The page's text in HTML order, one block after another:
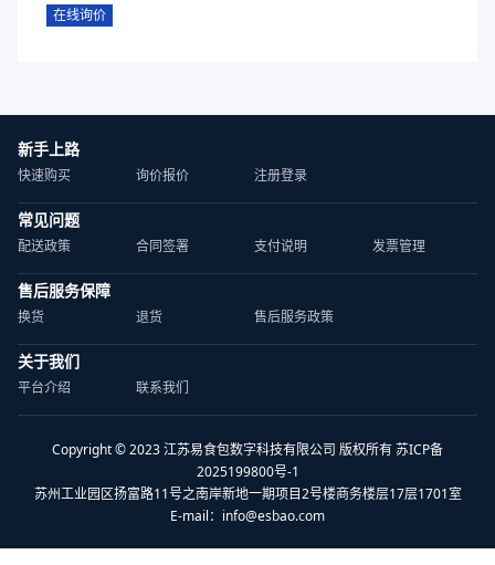
在线询价
新手上路
快速购买 询价报价 注册登录
常见问题
配送政策 合同签署 支付说明 发票管理
售后服务保障
换货 退货 售后服务政策
关于我们
平台介绍 联系我们
Copyright © 2023 江苏易食包数字科技有限公司 版权所有 苏ICP备
2025199800号-1
苏州工业园区扬富路11号之南岸新地一期项目2号楼商务楼层17层1701室
E-mail： info@esbao.com